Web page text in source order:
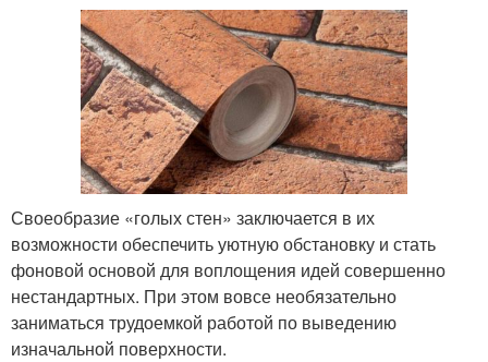
Своеобразие «голых стен» заключается в их
возможности обеспечить уютную обстановку и стать
фоновой основой для воплощения идей совершенно
нестандартных. При этом вовсе необязательно
заниматься трудоемкой работой по выведению
изначальной поверхности.